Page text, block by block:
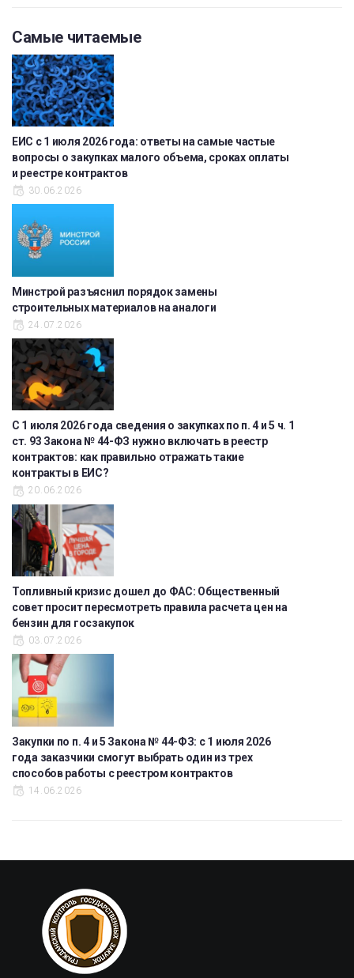
Самые читаемые
ЕИС с 1 июля 2026 года: ответы на самые частые
вопросы о закупках малого объема, сроках оплаты
и реестре контрактов
30.06.2026
Минстрой разъяснил порядок замены
строительных материалов на аналоги
24.07.2026
С 1 июля 2026 года сведения о закупках по п. 4 и 5 ч. 1
ст. 93 Закона № 44-ФЗ нужно включать в реестр
контрактов: как правильно отражать такие
контракты в ЕИС?
20.06.2026
Топливный кризис дошел до ФАС: Общественный
совет просит пересмотреть правила расчета цен на
бензин для госзакупок
03.07.2026
Закупки по п. 4 и 5 Закона № 44-ФЗ: с 1 июля 2026
года заказчики смогут выбрать один из трех
способов работы с реестром контрактов
14.06.2026